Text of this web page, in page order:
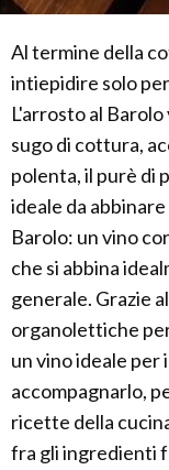
Al termine della
intiepidire solo
L'arrosto al
sugo di cottura,
polenta, il purè di
ideale da
Barolo: un vino
che si abbina
generale. Grazie
organolettiche
un vino ideale
accompagnarlo,
ricette della
fra gli ingredienti